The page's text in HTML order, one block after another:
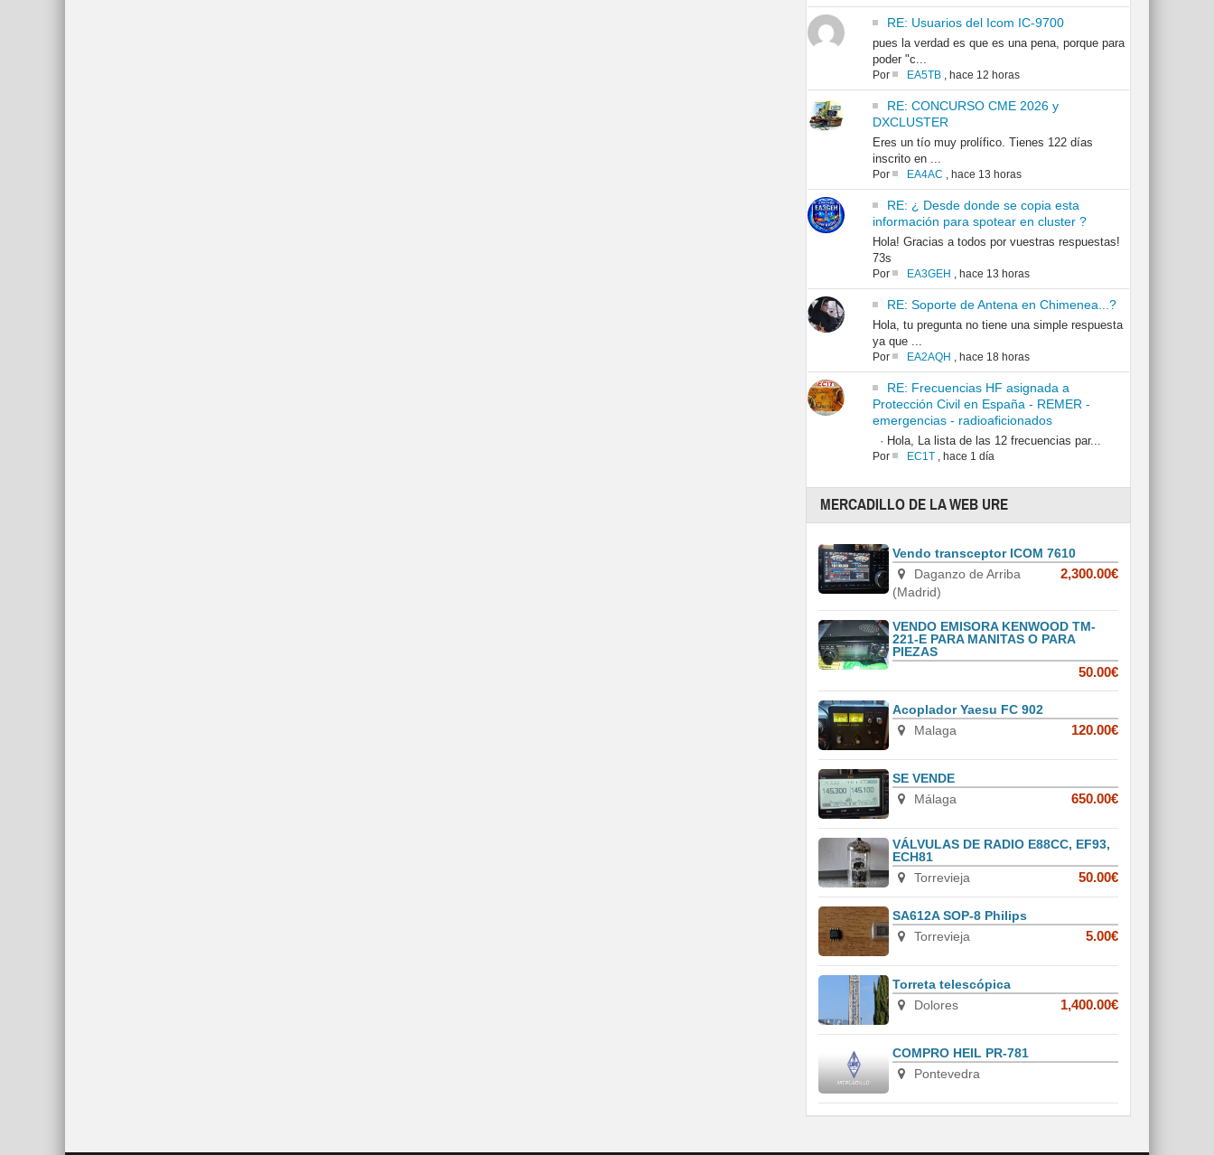
RE: Usuarios del Icom IC-9700
pues la verdad es que es una pena, porque para
poder "c...
Por EA5TB, hace 12 horas
RE: CONCURSO CME 2026 y
DXCLUSTER
Eres un tío muy prolífico. Tienes 122 días
inscrito en ...
Por EA4AC , hace 13 horas
RE: ¿ Desde donde se copia esta
información para spotear en cluster ?
Hola! Gracias a todos por vuestras respuestas!
73s
Por EA3GEH , hace 13 horas
RE: Soporte de Antena en Chimenea...?
Hola, tu pregunta no tiene una simple respuesta
ya que ...
Por EA2AQH , hace 18 horas
RE: Frecuencias HF asignada a
Protección Civil en España - REMER -
emergencias - radioaficionados
· Hola, La lista de las 12 frecuencias par...
Por EC1T, hace 1 día
MERCADILLO DE LA WEB URE
Vendo transceptor ICOM 7610
Daganzo de Arriba
(Madrid)
2,300.00€
VENDO EMISORA KENWOOD TM-
221-E PARA MANITAS O PARA
PIEZAS
50.00€
Acoplador Yaesu FC 902
Malaga
120.00€
SE VENDE
Málaga
650.00€
VÁLVULAS DE RADIO E88CC, EF93,
ECH81
Torrevieja
50.00€
SA612A SOP-8 Philips
Torrevieja
5.00€
Torreta telescópica
Dolores
1,400.00€
COMPRO HEIL PR-781
Pontevedra